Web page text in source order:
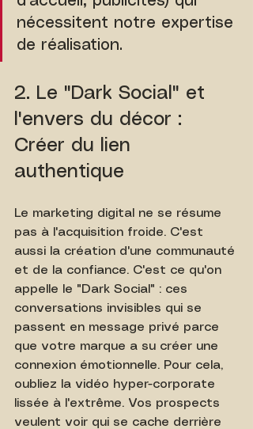
nécessitent notre expertise
de réalisation.
2. Le "Dark Social" et
l'envers du décor :
Créer du lien
authentique
Le marketing digital ne se résume
pas à l'acquisition froide. C'est
aussi la création d'une communauté
et de la confiance. C'est ce qu'on
appelle le "Dark Social" : ces
conversations invisibles qui se
passent en message privé parce
que votre marque a su créer une
connexion émotionnelle. Pour cela,
oubliez la vidéo hyper-corporate
lissée à l'extrême. Vos prospects
veulent voir qui se cache derrière